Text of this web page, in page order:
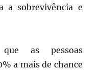
a sobrevivência e
que as pessoas
a mais de chance